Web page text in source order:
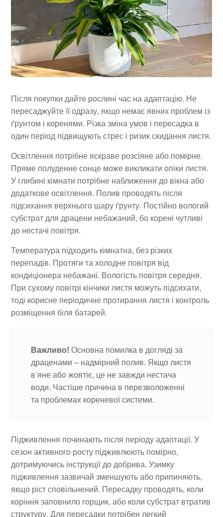
Після покупки дайте рослині час на адаптацію. Не
пересаджуйте її одразу, якщо немає явних проблем із
ґрунтом і коренями. Різка зміна умов і пересадка в
один період підвищують стрес і ризик скидання листя.
Освітлення потрібне яскраве розсіяне або помірне.
Пряме полуденне сонце може викликати опіки листя.
У глибині кімнати потрібне наближення до вікна або
додаткове освітлення. Полив проводять після
підсихання верхнього шару ґрунту. Постійно вологий
субстрат для драцени небажаний, бо корені чутливі
до нестачі повітря.
Температура підходить кімнатна, без різких
перепадів. Протяги та холодне повітря від
кондиціонера небажані. Вологість повітря середня.
При сухому повітрі кінчики листя можуть підсихати,
тоді корисне періодичне протирання листя і контроль
розміщення біля батарей.
Важливо!Основна помилка в догляді за
драценами – надмірний полив. Якщо листя
в’яне або жовтіє, це не завжди нестача
води. Частіше причина в перезволоженні
та проблемах кореневої системи.
Підживлення починають після періоду адаптації. У
сезон активного росту підживлюють помірно,
дотримуючись інструкції до добрива. Узимку
підживлення зазвичай зменшують або припиняють,
якщо ріст сповільнений. Пересадку проводять, коли
коріння заповнило горщик, або коли субстрат втратив
структуру. Для пересадки потрібен легкий